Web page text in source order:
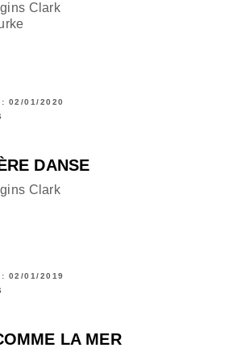
Clark
: 02/01/2020
DANSE
Clark
: 02/01/2019
LA MER